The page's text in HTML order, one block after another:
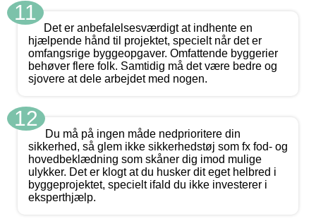
11
Det er anbefalelsesværdigt at indhente en
hjælpende hånd til projektet, specielt når det er
omfangsrige byggeopgaver. Omfattende byggerier
behøver flere folk. Samtidig må det være bedre og
sjovere at dele arbejdet med nogen.
12
Du må på ingen måde nedprioritere din
sikkerhed, så glem ikke sikkerhedstøj som fx fod- og
hovedbeklædning som skåner dig imod mulige
ulykker. Det er klogt at du husker dit eget helbred i
byggeprojektet, specielt ifald du ikke investerer i
eksperthjælp.